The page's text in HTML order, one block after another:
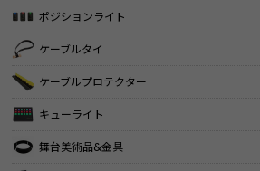
ポジションライト
ケーブルタイ
ケーブルプロテクター
キューライト
舞台美術品&金具